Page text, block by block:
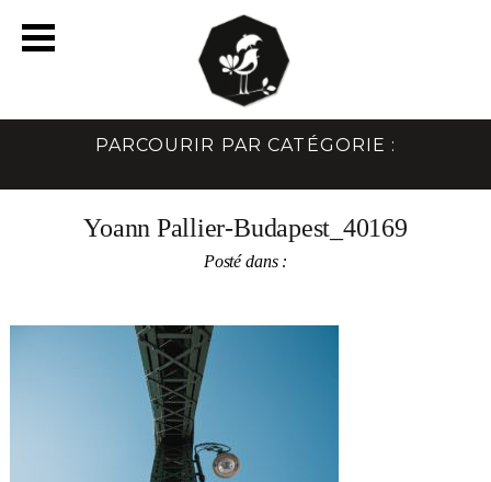
PARCOURIR PAR CATÉGORIE :
Yoann Pallier-Budapest_40169
Posté dans :